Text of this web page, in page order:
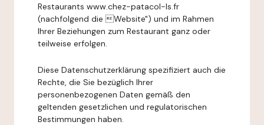
Restaurants www.chez-patacol-ls.fr
(nachfolgend die Website") und im Rahmen
Ihrer Beziehungen zum Restaurant ganz oder
teilweise erfolgen.
Diese Datenschutzerklärung spezifiziert auch die
Rechte, die Sie bezüglich Ihrer
personenbezogenen Daten gemäß den
geltenden gesetzlichen und regulatorischen
Bestimmungen haben.